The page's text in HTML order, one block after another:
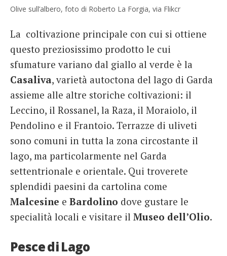
Olive sull’albero, foto di Roberto La Forgia, via Flikcr
La coltivazione principale con cui si ottiene
questo preziosissimo prodotto le cui
sfumature variano dal giallo al verde è la
Casaliva, varietà autoctona del lago di Garda
assieme alle altre storiche coltivazioni: il
Leccino, il Rossanel, la Raza, il Moraiolo, il
Pendolino e il Frantoio. Terrazze di uliveti
sono comuni in tutta la zona circostante il
lago, ma particolarmente nel Garda
settentrionale e orientale. Qui troverete
splendidi paesini da cartolina come
Malcesine e Bardolino dove gustare le
specialità locali e visitare il Museo dell’Olio.
Pesce di Lago